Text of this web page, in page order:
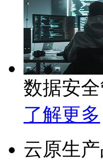
数据安
了解更多
云原生